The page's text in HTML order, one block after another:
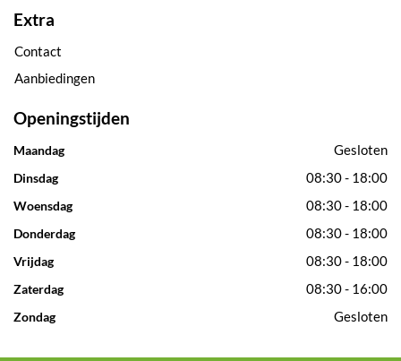
Extra
Contact
Aanbiedingen
Openingstijden
Maandag Gesloten
Dinsdag 08:30 - 18:00
Woensdag 08:30 - 18:00
Donderdag 08:30 - 18:00
Vrijdag 08:30 - 18:00
Zaterdag 08:30 - 16:00
Zondag Gesloten